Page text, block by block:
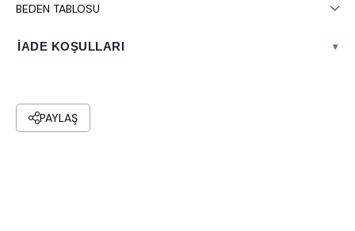
BEDEN TABLOSU
İADE KOŞULLARI ▾
PAYLAŞ